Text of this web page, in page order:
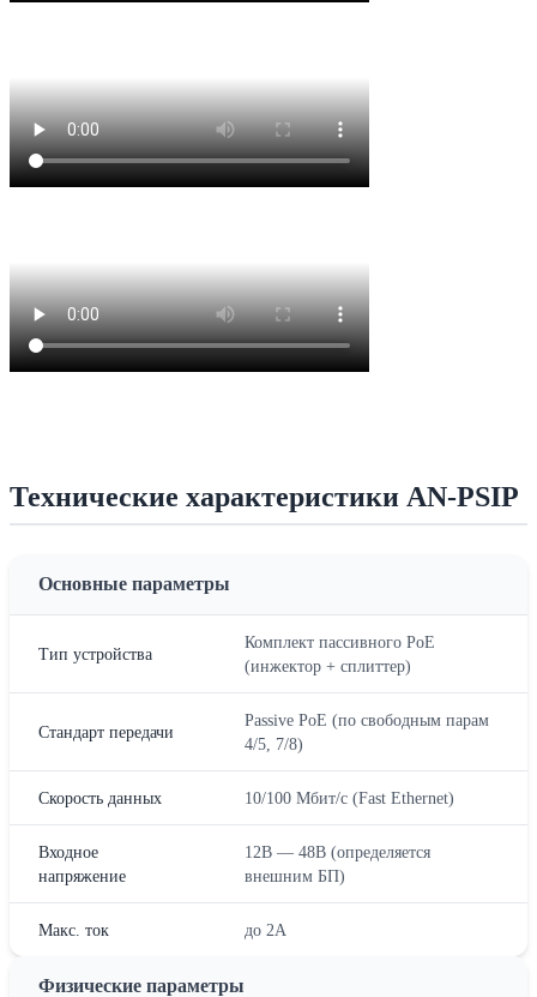
Технические характеристики AN-PSIP
Основные параметры
Тип устройства
Комплект пассивного PoE
(инжектор + сплиттер)
Стандарт передачи
Passive PoE (по свободным парам
4/5, 7/8)
Скорость данных 10/100 Мбит/с (Fast Ethernet)
Входное
напряжение
12В — 48В (определяется
внешним БП)
Макс. ток до 2А
Физические параметры